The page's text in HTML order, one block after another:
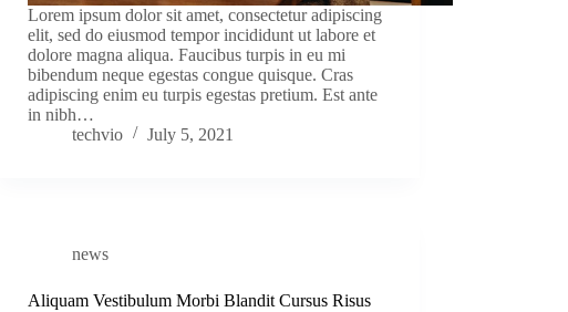
Lorem ipsum dolor sit amet, consectetur adipiscing
elit, sed do eiusmod tempor incididunt ut labore et
dolore magna aliqua. Faucibus turpis in eu mi
bibendum neque egestas congue quisque. Cras
adipiscing enim eu turpis egestas pretium. Est ante
in nibh…
techvio
July 5, 2021
news
Aliquam Vestibulum Morbi Blandit Cursus Risus